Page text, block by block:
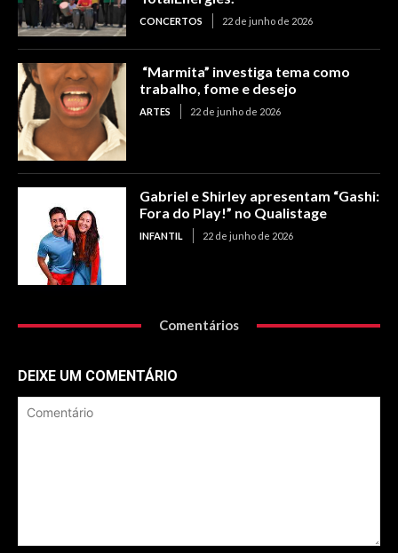
CONCERTOS 22 de junho de 2026
“Marmita” investiga tema como
trabalho, fome e desejo
ARTES 22 de junho de 2026
Gabriel e Shirley apresentam “Gashi:
Fora do Play!” no Qualistage
INFANTIL 22 de junho de 2026
Comentários
DEIXE UM COMENTÁRIO